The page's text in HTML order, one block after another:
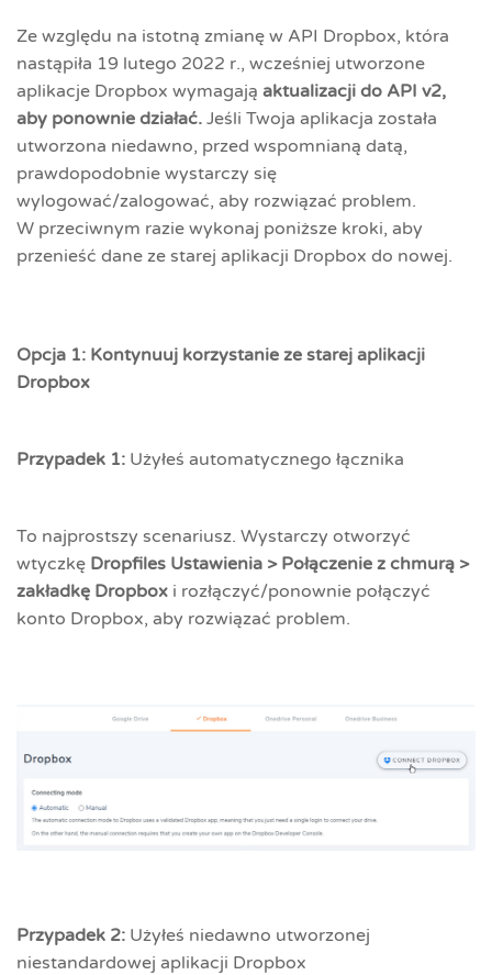
Ze względu na istotną zmianę w API Dropbox, która
nastąpiła 19 lutego 2022 r., wcześniej utworzone
aplikacje Dropbox wymagają aktualizacji do API v2,
aby ponownie działać. Jeśli Twoja aplikacja została
utworzona niedawno, przed wspomnianą datą,
prawdopodobnie wystarczy się
wylogować/zalogować, aby rozwiązać problem.
W przeciwnym razie wykonaj poniższe kroki, aby
przenieść dane ze starej aplikacji Dropbox do nowej.
Opcja 1: Kontynuuj korzystanie ze starej aplikacji
Dropbox
Przypadek 1: Użyłeś automatycznego łącznika
To najprostszy scenariusz. Wystarczy otworzyć
wtyczkę Dropfiles Ustawienia > Połączenie z chmurą >
zakładkę Dropbox i rozłączyć/ponownie połączyć
konto Dropbox, aby rozwiązać problem.
Przypadek 2: Użyłeś niedawno utworzonej
niestandardowej aplikacji Dropbox